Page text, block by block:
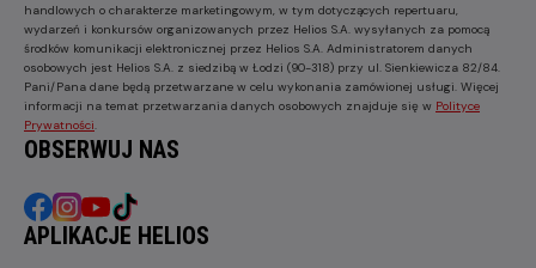
handlowych o charakterze marketingowym, w tym dotyczących repertuaru,
wydarzeń i konkursów organizowanych przez Helios S.A. wysyłanych za pomocą
środków komunikacji elektronicznej przez Helios S.A. Administratorem danych
osobowych jest Helios S.A. z siedzibą w Łodzi (90-318) przy ul. Sienkiewicza 82/84.
Pani/Pana dane będą przetwarzane w celu wykonania zamówionej usługi. Więcej
informacji na temat przetwarzania danych osobowych znajduje się w Polityce
Prywatności
OBSERWUJ NAS
APLIKACJE HELIOS